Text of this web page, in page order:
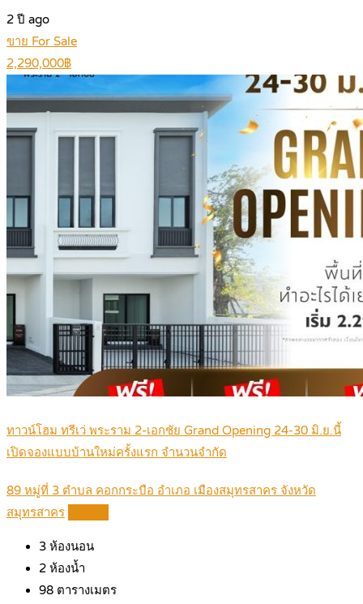
2 ปี ago
ขาย For Sale
2,290,000฿
ทาวน์โฮม ทรีเว่ พระราม 2-เอกชัย Grand Opening 24-30 มิ.ย.นี้
เปิดจองแบบบ้านใหม่ครั้งแรก จำนวนจำกัด
89 หมู่ที่ 3 ตำบล คอกกระบือ อำเภอ เมืองสมุทรสาคร จังหวัด
สมุทรสาคร
3 ห้องนอน
2 ห้องน้ำ
98 ตารางเมตร